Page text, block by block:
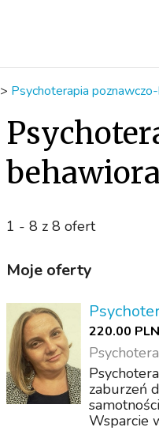
> Psychoterapia
1 - 8 z 8 ofert
Moje oferty
220.00 PLN
zaburzeń
Wsparcie